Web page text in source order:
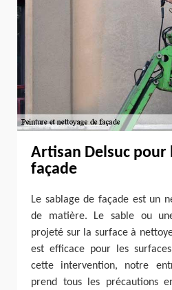
Artisan Delsuc pour
façade
Le sablage de façade est un
de matière. Le sable ou
projeté sur la surface à
est efficace pour les
cette intervention, notre
prend tous les précautions